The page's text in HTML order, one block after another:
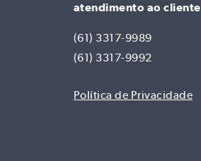
atendimento ao cliente
(61) 3317-9989
(61) 3317-9992
Política de Privacidade